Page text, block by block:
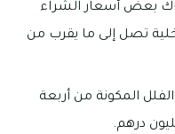
مليون، وهناك بعض أسعار الشراء
تصل إلى ما يقرب من
المكونة من أربعة